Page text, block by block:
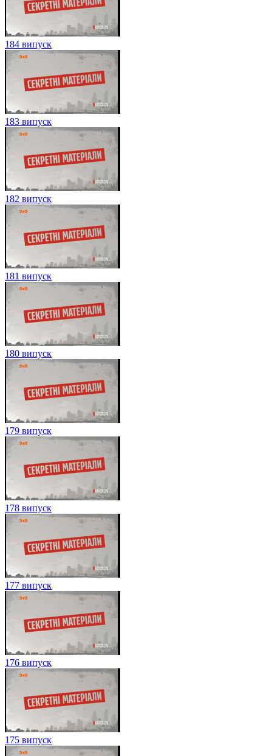
184 випуск
183 випуск
182 випуск
181 випуск
180 випуск
179 випуск
178 випуск
177 випуск
176 випуск
175 випуск